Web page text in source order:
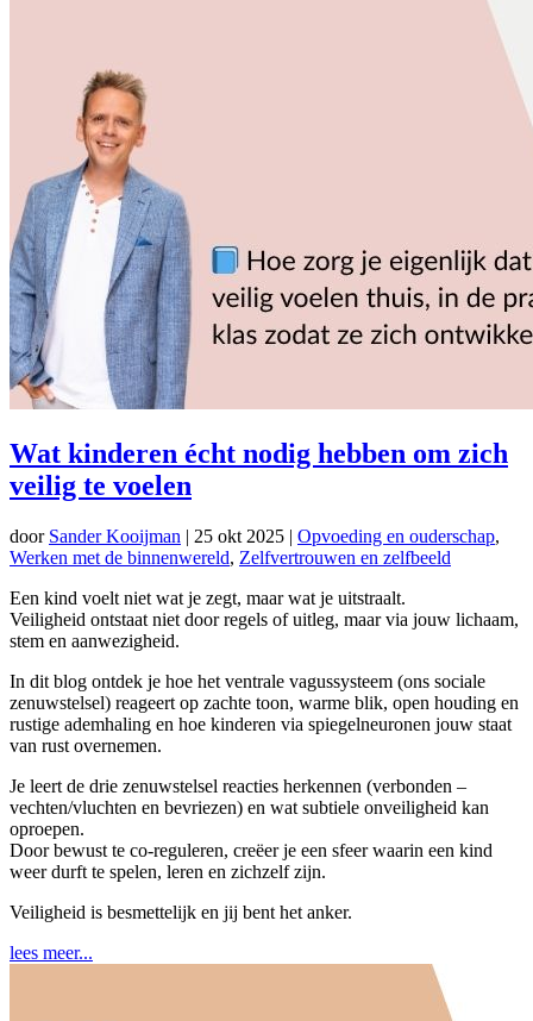
Wat kinderen écht nodig hebben om zich
veilig te voelen
door Sander Kooijman | 25 okt 2025 | Opvoeding en ouderschap,
Werken met de binnenwereld, Zelfvertrouwen en zelfbeeld
Een kind voelt niet wat je zegt, maar wat je uitstraalt.
Veiligheid ontstaat niet door regels of uitleg, maar via jouw lichaam,
stem en aanwezigheid.
In dit blog ontdek je hoe het ventrale vagussysteem (ons sociale
zenuwstelsel) reageert op zachte toon, warme blik, open houding en
rustige ademhaling en hoe kinderen via spiegelneuronen jouw staat
van rust overnemen.
Je leert de drie zenuwstelsel reacties herkennen (verbonden –
vechten/vluchten en bevriezen) en wat subtiele onveiligheid kan
oproepen.
Door bewust te co-reguleren, creëer je een sfeer waarin een kind
weer durft te spelen, leren en zichzelf zijn.
Veiligheid is besmettelijk en jij bent het anker.
lees meer...